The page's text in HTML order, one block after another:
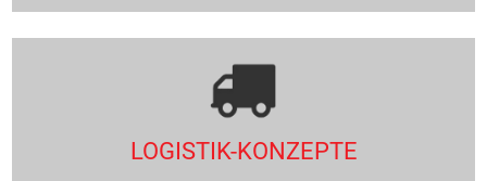
LOGISTIK-KONZEPTE